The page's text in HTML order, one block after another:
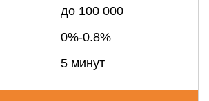
до 100 000
0%-0.8%
5 минут